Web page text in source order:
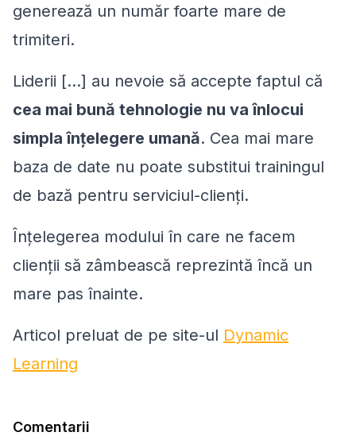
generează un număr foarte mare de
trimiteri.
Liderii […] au nevoie să accepte faptul că
cea mai bună tehnologie nu va înlocui
simpla înțelegere umană. Cea mai mare
baza de date nu poate substitui trainingul
de bază pentru serviciul-clienți.
Înțelegerea modului în care ne facem
clienții să zâmbească reprezintă încă un
mare pas înainte.
Articol preluat de pe site-ul Dynamic
Learning
Comentarii